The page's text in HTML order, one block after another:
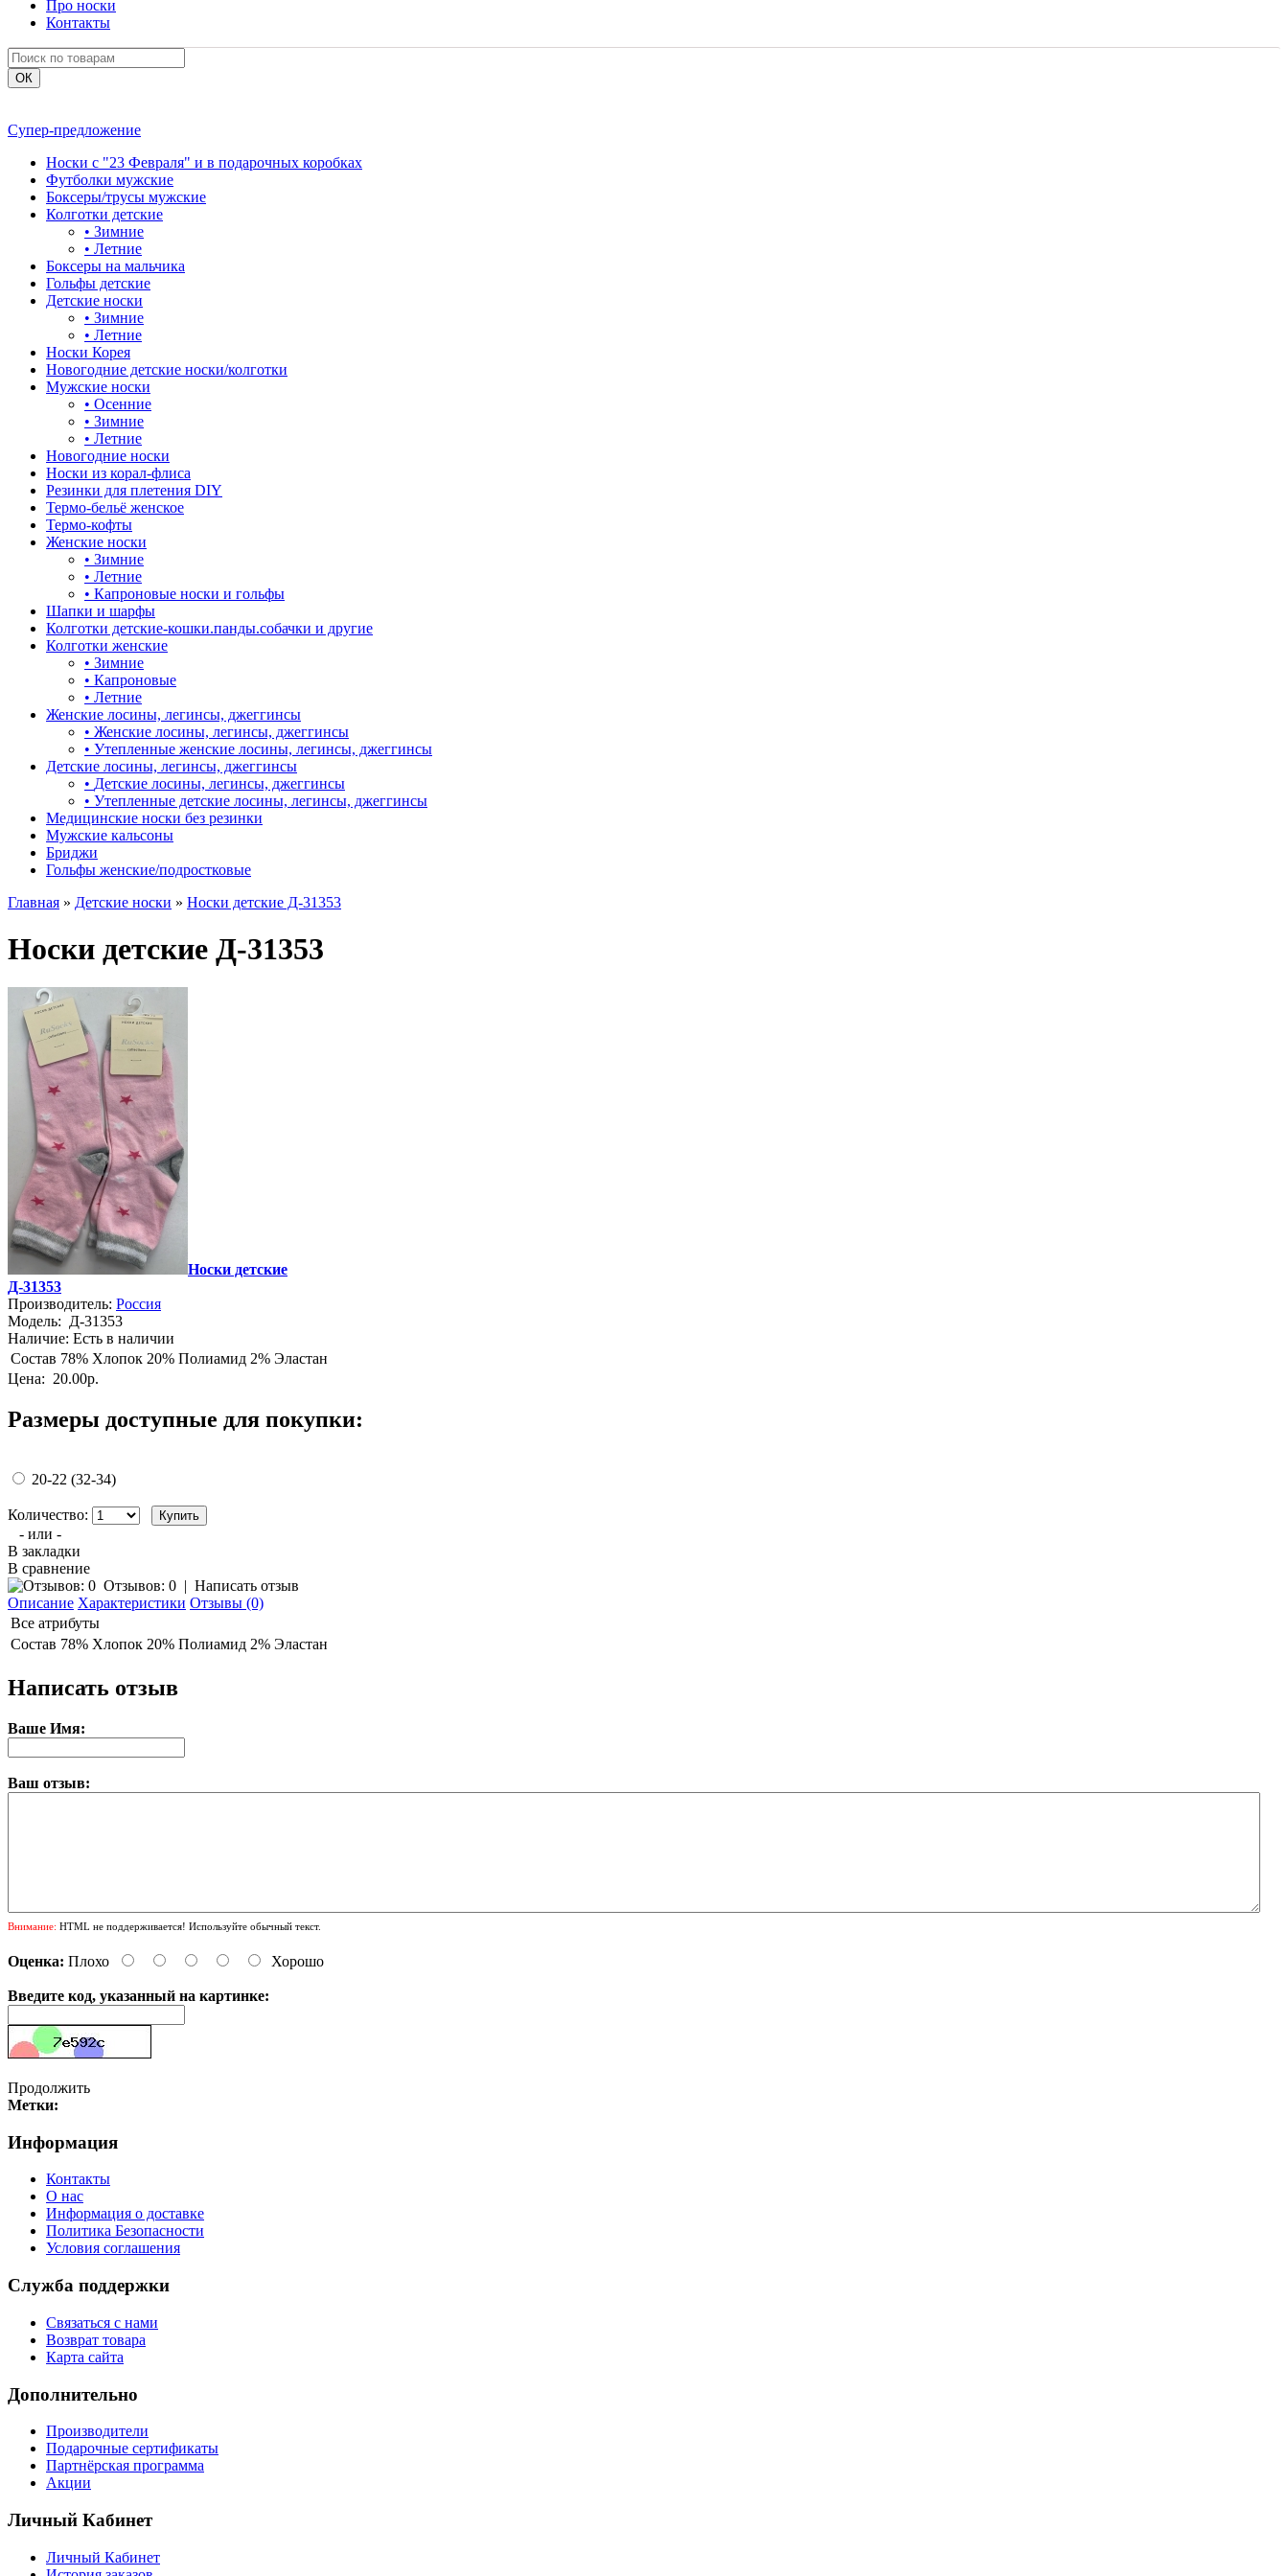
Про носки
Контакты
Супер-предложение
Носки с "23 Февраля" и в подарочных коробках
Футболки мужские
Боксеры/трусы мужские
Колготки детские
• Зимние
• Летние
Боксеры на мальчика
Гольфы детские
Детские носки
• Зимние
• Летние
Носки Корея
Новогодние детские носки/колготки
Мужские носки
• Осенние
• Зимние
• Летние
Новогодние носки
Носки из корал-флиса
Резинки для плетения DIY
Термо-бельё женское
Термо-кофты
Женские носки
• Зимние
• Летние
• Капроновые носки и гольфы
Шапки и шарфы
Колготки детские-кошки.панды.собачки и другие
Колготки женские
• Зимние
• Капроновые
• Летние
Женские лосины, легинсы, джеггинсы
• Женские лосины, легинсы, джеггинсы
• Утепленные женские лосины, легинсы, джеггинсы
Детские лосины, легинсы, джеггинсы
• Детские лосины, легинсы, джеггинсы
• Утепленные детские лосины, легинсы, джеггинсы
Медицинские носки без резинки
Мужские кальсоны
Бриджи
Гольфы женские/подростковые
Главная » Детские носки » Носки детские Д-31353
Носки детские Д-31353
Носки детские
Д-31353
Производитель: Россия
Модель: Д-31353
Наличие: Есть в наличии
Состав 78% Хлопок 20% Полиамид 2% Эластан
Цена: 20.00р.
Размеры доступные для покупки:
20-22 (32-34)
Количество:
- или -
В закладки
В сравнение
Отзывов: 0 | Написать отзыв
Описание Характеристики Отзывы (0)
Все атрибуты
Состав 78% Хлопок 20% Полиамид 2% Эластан
Написать отзыв
Ваше Имя:
Ваш отзыв:
Внимание: HTML не поддерживается! Используйте обычный текст.
Оценка: Плохо Хорошо
Введите код, указанный на картинке:
Продолжить
Метки:
Информация
Контакты
О нас
Информация о доставке
Политика Безопасности
Условия соглашения
Служба поддержки
Связаться с нами
Возврат товара
Карта сайта
Дополнительно
Производители
Подарочные сертификаты
Партнёрская программа
Акции
Личный Кабинет
Личный Кабинет